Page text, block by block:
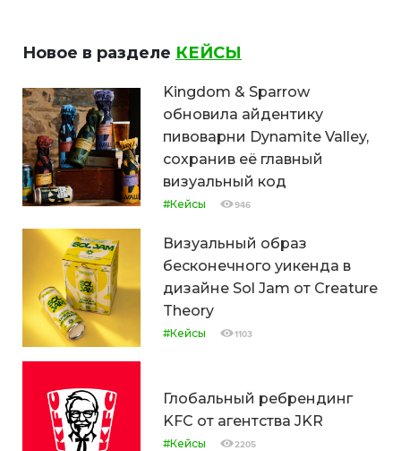
Новое в разделе КЕЙСЫ
Kingdom & Sparrow
обновила айдентику
пивоварни Dynamite Valley,
сохранив её главный
визуальный код
#Кейсы 946
Визуальный образ
бесконечного уикенда в
дизайне Sol Jam от Creature
Theory
#Кейсы 1103
Глобальный ребрендинг
KFC от агентства JKR
#Кейсы 2205